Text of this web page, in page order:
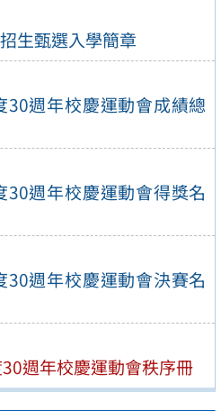
生甄選入學簡章
30週年校慶運動會成績總
30週年校慶運動會得獎名
30週年校慶運動會決賽名
週年校慶運動會秩序冊